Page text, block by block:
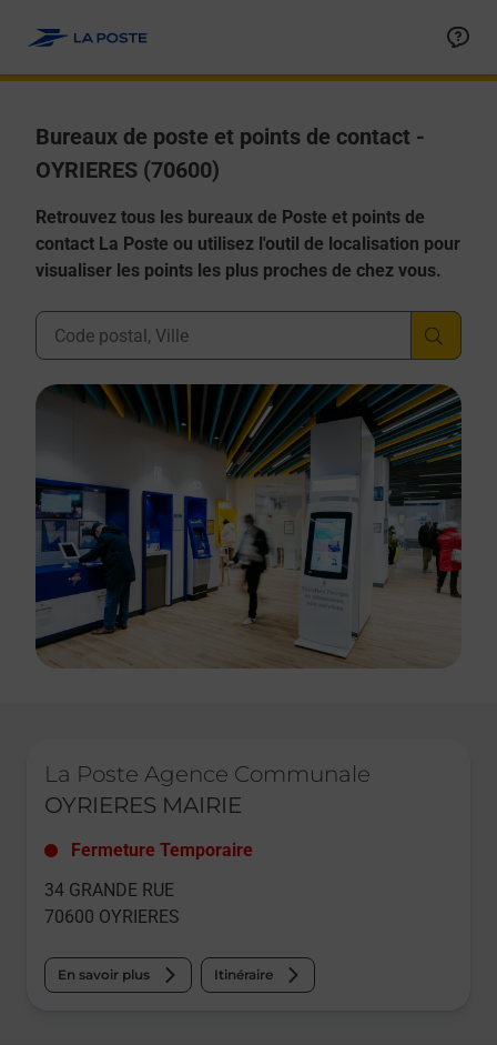
Bureaux de poste et points de contact -
OYRIERES (70600)
Retrouvez tous les bureaux de Poste et points de
contact La Poste ou utilisez l'outil de localisation pour
visualiser les points les plus proches de chez vous.
Ville, Département, Code Postal
La Poste Agence Communale
OYRIERES MAIRIE
Fermeture Temporaire
34 GRANDE RUE
70600 OYRIERES
En savoir plus Itinéraire